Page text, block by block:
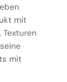
mit
Texturen
mit